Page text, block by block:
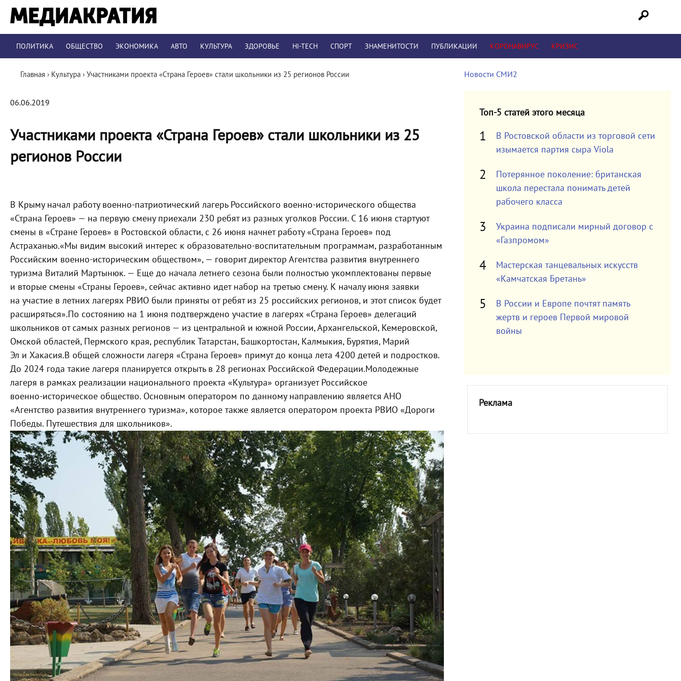
ПОЛИТИКА ОБЩЕСТВО ЭКОНОМИКА АВТО КУЛЬТУРА ЗДОРОВЬЕ HI-TECH СПОРТ ЗНАМЕНИТОСТИ ПУБЛИКАЦИИ КОРОНАВИРУС КРИЗИС
Главная › Культура › Участниками проекта «Страна Героев» стали школьники из 25 регионов России
06.06.2019
Участниками проекта «Страна Героев» стали школьники из 25
регионов России
В Крыму начал работу военно-патриотический лагерь Российского военно-исторического общества
«Страна Героев» — на первую смену приехали 230 ребят из разных уголков России. С 16 июня стартуют
смены в «Стране Героев» в Ростовской области, с 26 июня начнет работу «Страна Героев» под
Астраханью.«Мы видим высокий интерес к образовательно-воспитательным программам, разработанным
Российским военно-историческим обществом», — говорит директор Агентства развития внутреннего
туризма Виталий Мартынюк. — Еще до начала летнего сезона были полностью укомплектованы первые
и вторые смены «Страны Героев», сейчас активно идет набор на третью смену. К началу июня заявки
на участие в летних лагерях РВИО были приняты от ребят из 25 российских регионов, и этот список будет
расширяться».По состоянию на 1 июня подтверждено участие в лагерях «Страна Героев» делегаций
школьников от самых разных регионов — из центральной и южной России, Архангельской, Кемеровской,
Омской областей, Пермского края, республик Татарстан, Башкортостан, Калмыкия, Бурятия, Марий
Эл и Хакасия.В общей сложности лагеря «Страна Героев» примут до конца лета 4200 детей и подростков.
До 2024 года такие лагеря планируется открыть в 28 регионах Российской Федерации.Молодежные
лагеря в рамках реализации национального проекта «Культура» организует Российское
военно-историческое общество. Основным оператором по данному направлению является АНО
«Агентство развития внутреннего туризма», которое также является оператором проекта РВИО «Дороги
Победы. Путешествия для школьников».
Новости СМИ2
Топ-5 статей этого месяца
В Ростовской области из торговой сети
изымается партия сыра Viola
Потерянное поколение: британская
школа перестала понимать детей
рабочего класса
Украина подписали мирный договор с
«Газпромом»
Мастерская танцевальных искусств
«Камчатская Бретань»
В России и Европе почтят память
жертв и героев Первой мировой
войны
Реклама